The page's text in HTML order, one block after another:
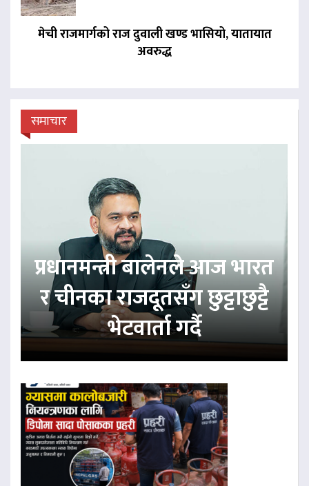
मेची राजमार्गको राज दुवाली खण्ड भासियो, यातायात
अवरुद्ध
समाचार
प्रधानमन्त्री बालेनले आज भारत
र चीनका राजदूतसँग छुट्टाछुट्टै
भेटवार्ता गर्दै